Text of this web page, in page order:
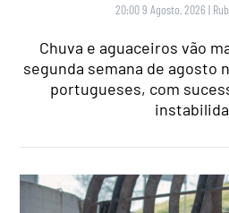
20:00 9 Agosto, 2026 |
Chuva e aguaceiros vão
segunda semana de agosto
portugueses, com